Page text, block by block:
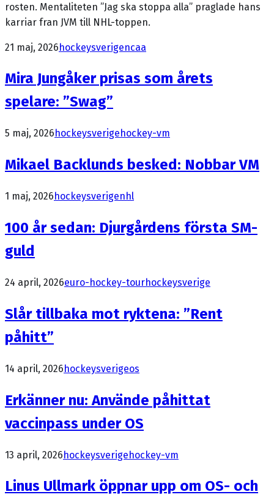
rosten. Mentaliteten ”Jag ska stoppa alla” praglade hans
karriar fran JVM till NHL-toppen.
21 maj, 2026hockeysverigencaa
Mira Jungåker prisas som årets
spelare: ”Swag”
5 maj, 2026 hockeysverige hockey-vm
Mikael Backlunds besked: Nobbar VM
1 maj, 2026hockeysverigenhl
100 år sedan: Djurgårdens första SM-
guld
24 april, 2026euro-hockey-tourhockeysverige
Slår tillbaka mot ryktena: ”Rent
påhitt”
14 april, 2026hockeysverigeos
Erkänner nu: Använde påhittat
vaccinpass under OS
13 april, 2026hockeysverigehockey-vm
Linus Ullmark öppnar upp om OS- och